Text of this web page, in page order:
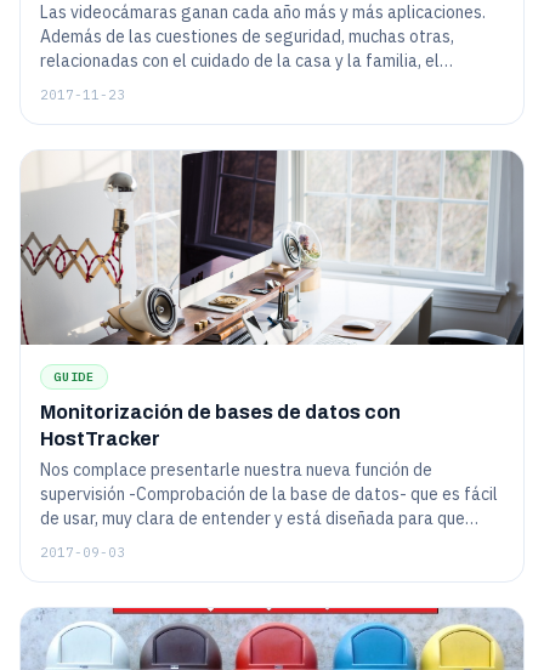
Las videocámaras ganan cada año más y más aplicaciones.
Además de las cuestiones de seguridad, muchas otras,
relacionadas con el cuidado de la casa y la familia, el
entretenimiento, la educación, etc., se utilizan mucho hoy en
2017-11-23
GUIDE
Monitorización de bases de datos con
HostTracker
Nos complace presentarle nuestra nueva función de
supervisión -Comprobación de la base de datos- que es fácil
de usar, muy clara de entender y está diseñada para que
pase las "horas críticas" de su sitio web lo mejor posible.
2017-09-03